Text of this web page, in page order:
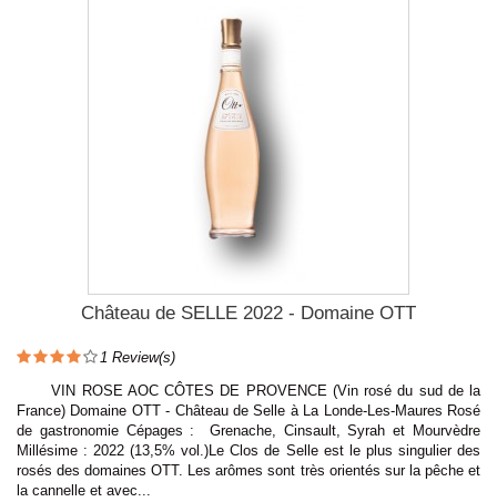
Château de SELLE 2022 - Domaine OTT
1 Review(s)
VIN ROSE AOC CÔTES DE PROVENCE (Vin rosé du sud de la
France) Domaine OTT - Château de Selle à La Londe-Les-Maures Rosé
de gastronomie Cépages : Grenache, Cinsault, Syrah et Mourvèdre
Millésime : 2022 (13,5% vol.)Le Clos de Selle est le plus singulier des
rosés des domaines OTT. Les arômes sont très orientés sur la pêche et
la cannelle et avec...